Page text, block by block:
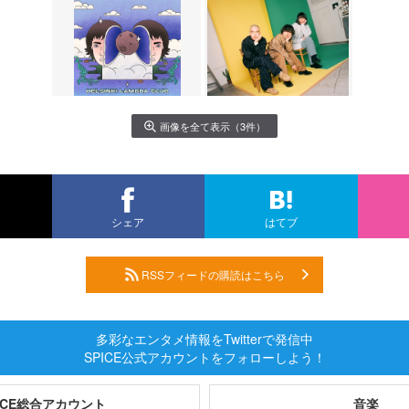
画像を全て表示（3件）
シェア はてブ
RSSフィードの購読はこちら
多彩なエンタメ情報をTwitterで発信中
SPICE公式アカウントをフォローしよう！
総合アカウント 音楽